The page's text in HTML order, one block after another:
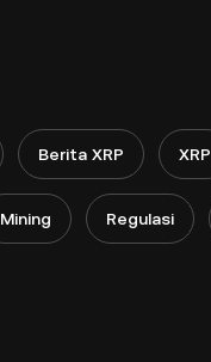
Berita XRP XRP
Mining Regulasi